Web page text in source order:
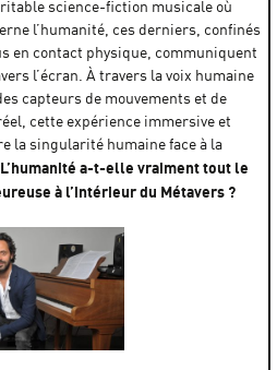
science-fiction musicale où
l’humanité, ces derniers, confinés
en contact physique, communiquent
l’écran. À travers la voix humaine
capteurs de mouvements et de
cette expérience immersive et
la singularité humaine face à la
L’humanité a-t-elle vraiment tout le
à l’intérieur du Métavers ?